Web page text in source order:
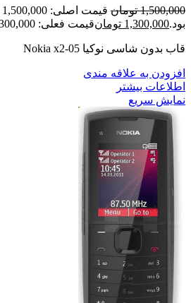
1,500,000 تومان
بود.1,300,000 تومانقیمت فعلی: 1,300,000 تومان.
قاب بدون شاسی نوکیا Nokia x2-05
افزودن به علاقه مندی
اطلاعات بیشتر
نمایش سریع